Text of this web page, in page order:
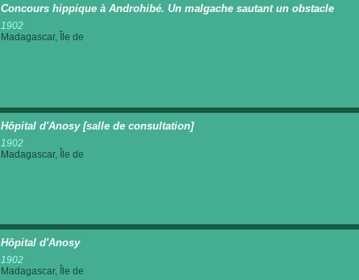
Concours hippique à Androhibé. Un malgache sautant un obstacle
1902
Madagascar, Île de
Hôpital d'Anosy [salle de consultation]
1902
Madagascar, Île de
Hôpital d'Anosy
1902
Madagascar, Île de